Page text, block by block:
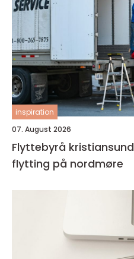
inspiration
07. August 2026
Flyttebyrå kristiansund trygg og effektiv
flytting på nordmøre